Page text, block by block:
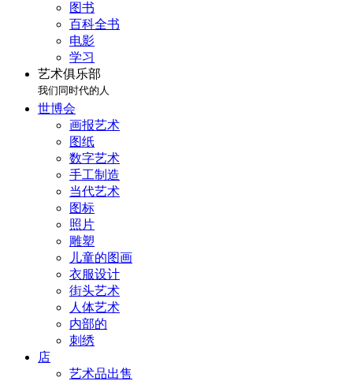
图书
百科全书
电影
学习
艺术俱乐部
我们同时代的人
世博会
画报艺术
图纸
数字艺术
手工制造
当代艺术
图标
照片
雕塑
儿童的图画
衣服设计
街头艺术
人体艺术
内部的
刺绣
店
艺术品出售